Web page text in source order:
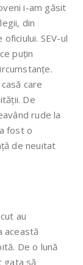
i-am găsit
din
SEV-ul
puțin
care
De
rude la
fost o
de neuitat
au
această
De o lună
gata să